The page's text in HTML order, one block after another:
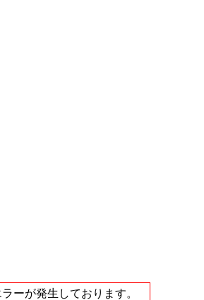
ーが発生しております。